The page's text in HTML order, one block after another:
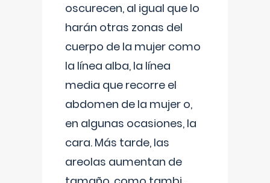
oscurecen, al igual que lo
harán otras zonas del
cuerpo de la mujer como
la línea alba, la línea
media que recorre el
abdomen de la mujer o,
en algunas ocasiones, la
cara. Más tarde, las
areolas aumentan de